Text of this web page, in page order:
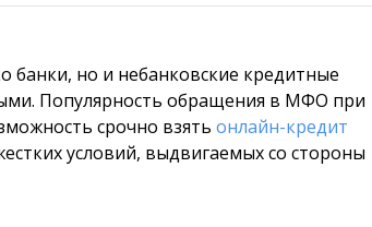
банки, но и небанковские кредитные
Популярность обращения в МФО при
срочно взять онлайн-кредит
условий, выдвигаемых со стороны